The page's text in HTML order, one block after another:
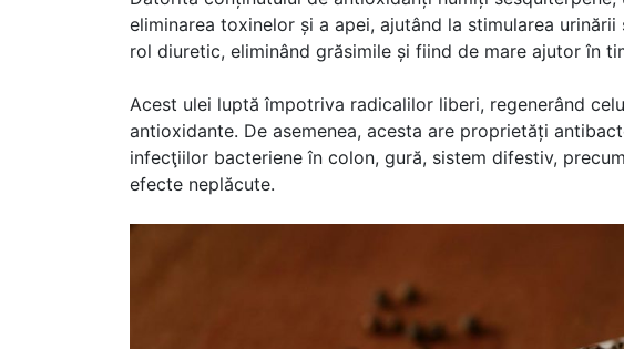
eliminarea toxinelor și a apei, ajutând la stimularea
rol diuretic, eliminând grăsimile și fiind de mare ajutor în
Acest ulei luptă împotriva radicalilor liberi, regenerând
antioxidante. De asemenea, acesta are proprietăți
infecţiilor bacteriene în colon, gură, sistem difestiv,
efecte neplăcute.